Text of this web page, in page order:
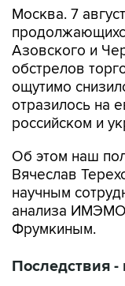
Москва. 7
Азовского и
обстрелов
ощутимо
отразилось на
российском и
Об этом наш
Вячеслав
научным
анализа
Фрумкиным.
Последствия